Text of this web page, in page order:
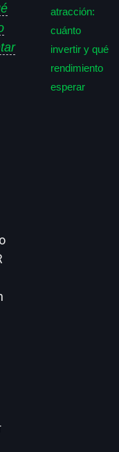
atracción:
cuánto
invertir y qué
rendimiento
esperar